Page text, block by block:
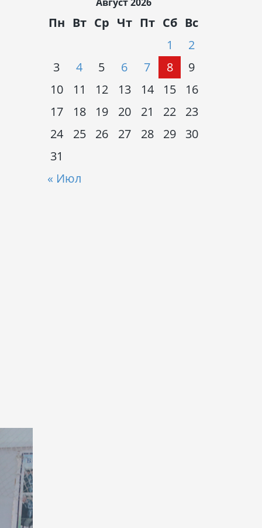
Пн Вт Ср Чт Пт Сб Вс
« Июл
1
2
3
4 5 6 7 8
9
10
11 12 13 14 15
16
17
18 19 20 21 22
23
24
25 26 27 28 29
30
31